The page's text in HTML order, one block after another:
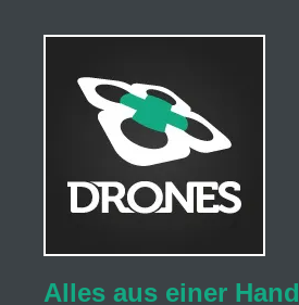
Alles aus einer Hand